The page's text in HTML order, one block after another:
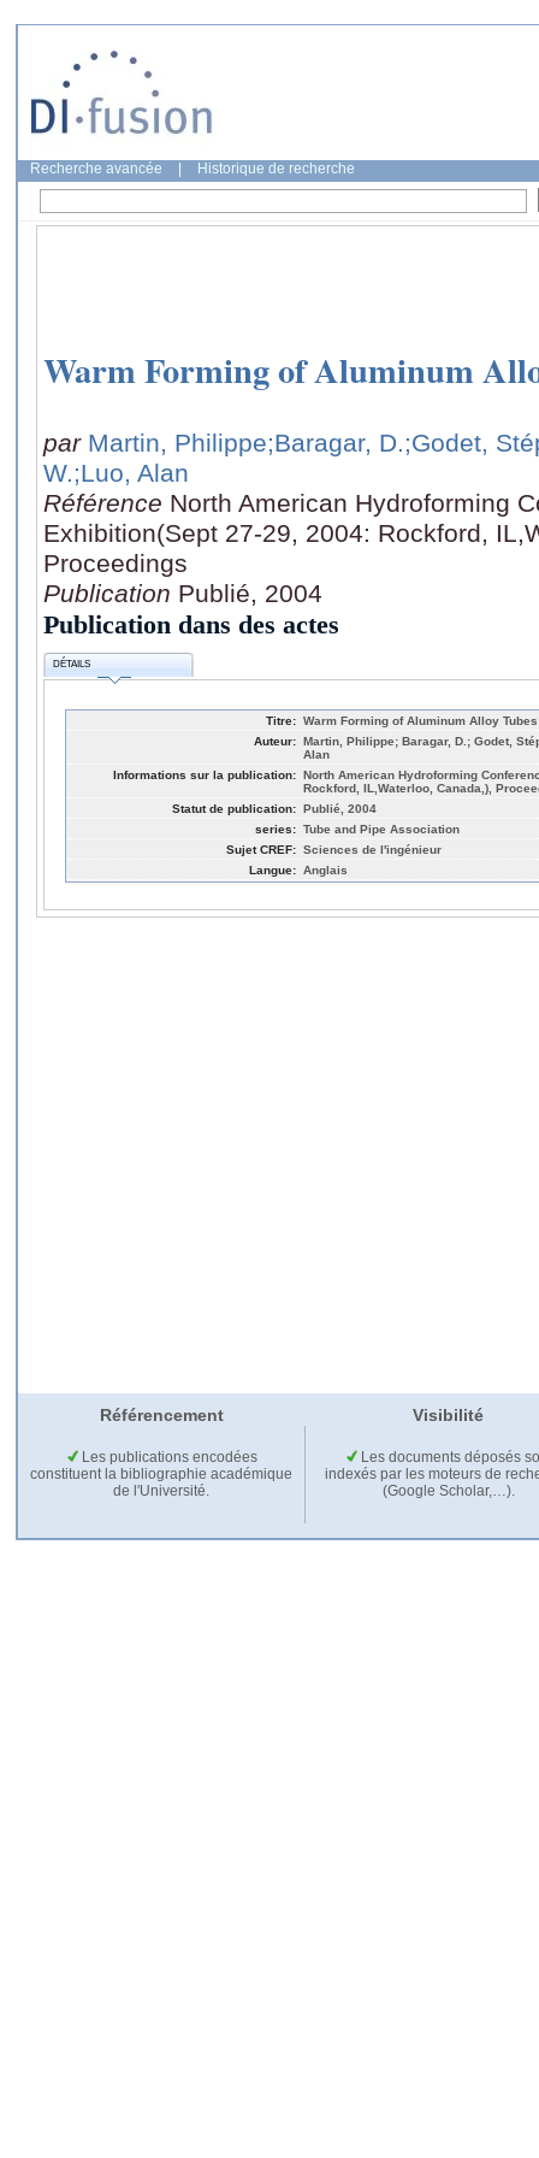
Recherche avancée Historique de recherche
Warm Forming of Aluminum
par Martin, Philippe;Baragar, D.;Godet,
W.;Luo, Alan
Référence North American Hydroforming
Exhibition(Sept 27-29, 2004: Rockford,
Proceedings
Publication Publié, 2004
Publication dans des actes
DÉTAILS
Titre: Warm Forming of Aluminum Alloy Tubes
Auteur: Martin, Philippe; Baragar, D.; Godet,
Alan
Informations sur la publication: North American Hydroforming
Rockford, IL,Waterloo, Canada,),
Statut de publication: Publié, 2004
series: Tube and Pipe Association
Sujet CREF: Sciences de l'ingénieur
Langue: Anglais
Référencement Visibilité
Les publications encodées
constituent la bibliographie académique
de l'Université.
Les documents déposés
indexés par les moteurs de
(Google Scholar,…).